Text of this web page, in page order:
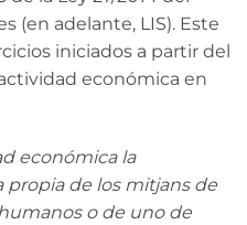
(en adelante, LIS). Este
iniciados a partir del
económica en
económica la
de los mitjans de
o de uno de